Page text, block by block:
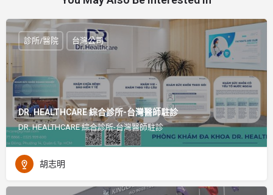
DR. HEALTHCARE 綜合診所-台灣醫師駐診
DR. HEALTHCARE 綜合診所-台灣醫師駐診
診所/醫院 台灣公司
胡志明